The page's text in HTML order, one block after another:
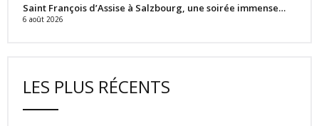
Saint François d’Assise à Salzbourg, une soirée immense…
6 août 2026
LES PLUS RÉCENTS